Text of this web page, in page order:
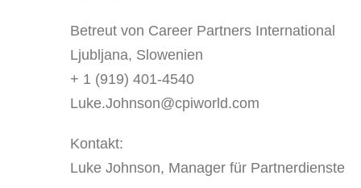
Betreut von Career Partners International
Ljubljana, Slowenien
+ 1 (919) 401-4540
Luke.Johnson@cpiworld.com
Kontakt:
Luke Johnson, Manager für Partnerdienste